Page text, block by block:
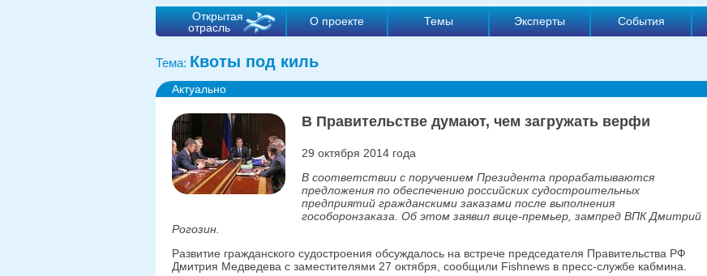
Открытая
отрасль
О проекте Темы Эксперты События
Тема: Квоты под киль
Актуально
В Правительстве думают, чем загружать верфи
29 октября 2014 года
В соответствии с поручением Президента прорабатываются
предложения по обеспечению российских судостроительных
предприятий гражданскими заказами после выполнения
гособоронзаказа. Об этом заявил вице-премьер, зампред ВПК Дмитрий
Рогозин
Развитие гражданского судостроения обсуждалось на встрече председателя Правительства РФ
Дмитрия Медведева с заместителями 27 октября, сообщили Fishnews в пресс-службе кабмина.